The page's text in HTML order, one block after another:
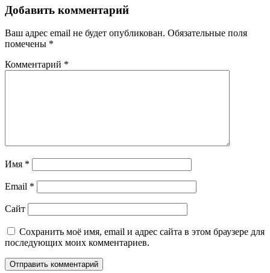
Добавить комментарий
Ваш адрес email не будет опубликован. Обязательные поля
помечены *
Комментарий *
Имя *
Email *
Сайт
Сохранить моё имя, email и адрес сайта в этом браузере для
последующих моих комментариев.